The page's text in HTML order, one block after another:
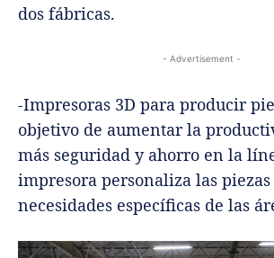
dos fábricas.
- Advertisement -
-Impresoras 3D para producir
objetivo de aumentar la
más seguridad y ahorro en la
impresora personaliza las piezas
necesidades específicas de las